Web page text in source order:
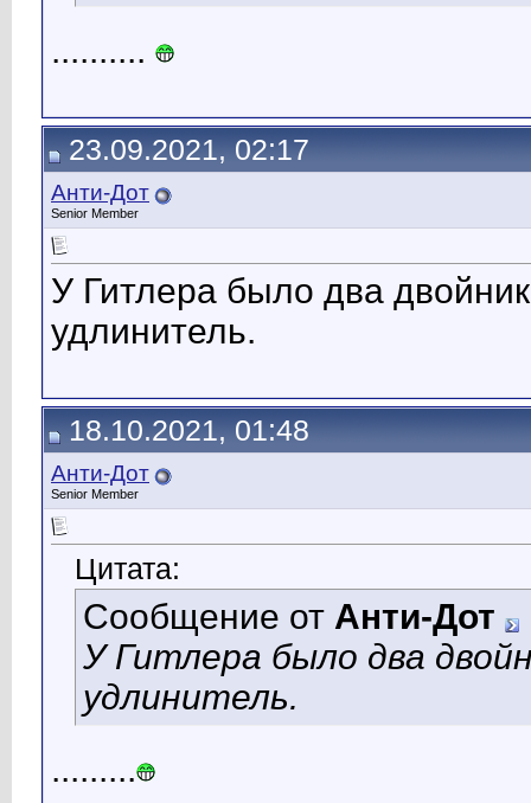
..........
23.09.2021, 02:17
Анти-Дот
Senior Member
У Гитлера было два
удлинитель.
18.10.2021, 01:48
Анти-Дот
Senior Member
Цитата:
Сообщение от Анти-Дот
У Гитлера было два
удлинитель.
.........